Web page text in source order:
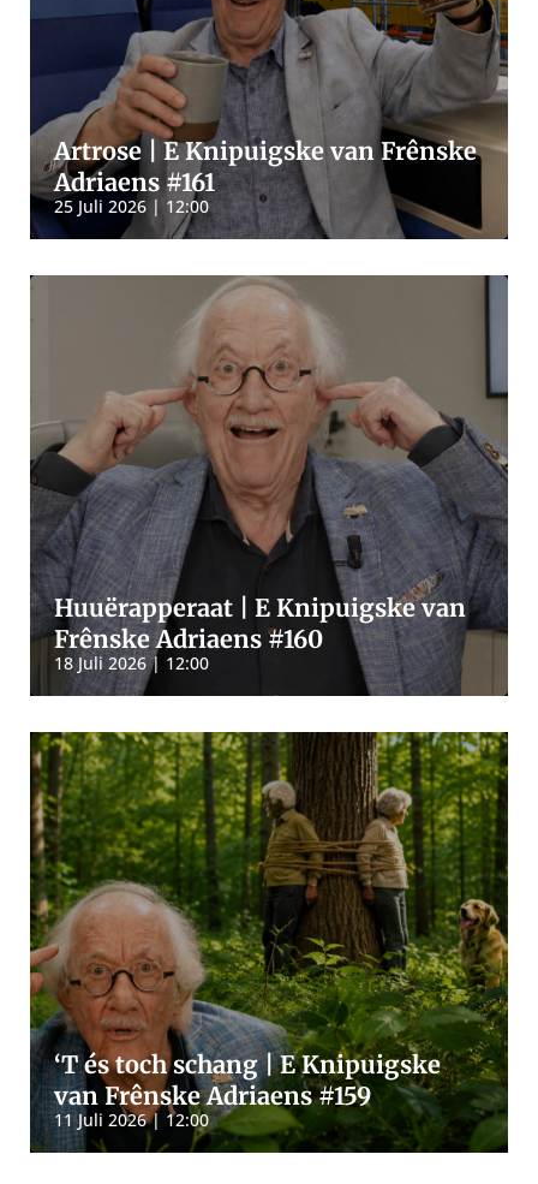
Artrose | E Knipuigske van Frênske
Adriaens #161
25 Juli 2026 | 12:00
Huuërapperaat | E Knipuigske van
Frênske Adriaens #160
18 Juli 2026 | 12:00
‘T és toch schang | E Knipuigske
van Frênske Adriaens #159
11 Juli 2026 | 12:00